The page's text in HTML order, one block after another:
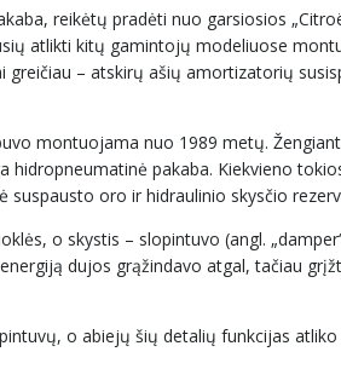
reikėtų pradėti nuo garsiosios
atlikti kitų gamintojų modeliuose
– atskirų ašių amortizatorių
montuojama nuo 1989 metų.
pakaba. Kiekvieno
oro ir hidraulinio skysčio
o skystis – slopintuvo (angl.
dujos grąžindavo atgal, tačiau
o abiejų šių detalių funkcijas